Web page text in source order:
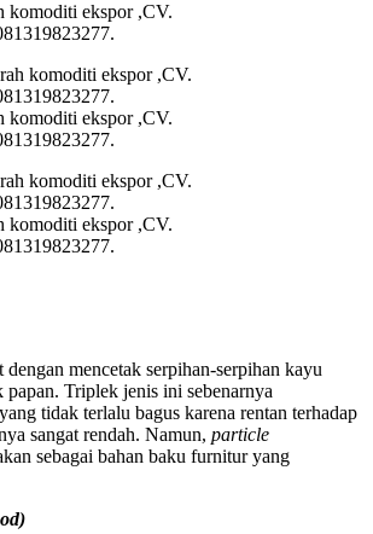
komoditi ekspor ,CV.
komoditi ekspor ,CV.
komoditi ekspor ,CV.
dengan mencetak serpihan-serpihan kayu
papan. Triplek jenis ini sebenarnya
tidak terlalu bagus karena rentan terhadap
sangat rendah. Namun, particle
sebagai bahan baku furnitur yang